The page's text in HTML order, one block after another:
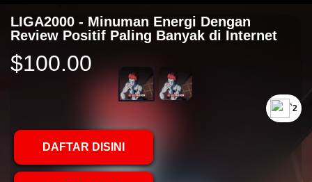
LIGA2000 - Minuman Energi Dengan
Review Positif Paling Banyak di Internet
$100.00
`2
DAFTAR DISINI